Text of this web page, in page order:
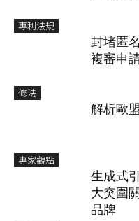
專利法規
封堵匿
複審申
修法
解析歐
專家觀點
生成式
大突圍
品牌